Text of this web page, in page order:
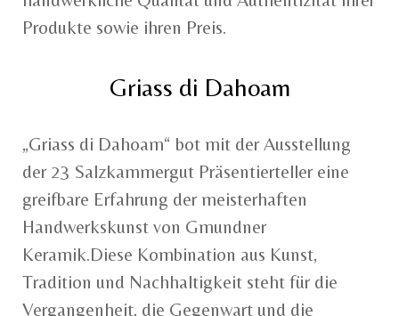
Produkte sowie ihren Preis.
Griass di Dahoam
„Griass di Dahoam“ bot mit der Ausstellung
der 23 Salzkammergut Präsentierteller eine
greifbare Erfahrung der meisterhaften
Handwerkskunst von Gmundner
Keramik.Diese Kombination aus Kunst,
Tradition und Nachhaltigkeit steht für die
Vergangenheit, die Gegenwart und die